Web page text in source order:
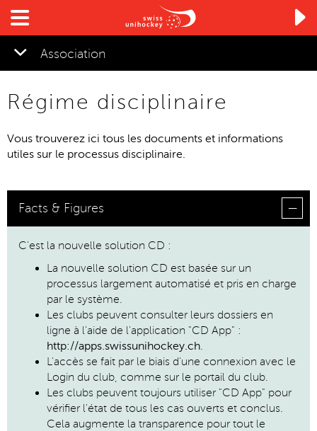

Association
Régime disciplinaire
Vous trouverez ici tous les documents et informations
utiles sur le processus disciplinaire.
Facts & Figures
C'est la nouvelle solution CD :
La nouvelle solution CD est basée sur un
processus largement automatisé et pris en charge
par le système.
Les clubs peuvent consulter leurs dossiers en
ligne à l'aide de l'application "CD App" :
http://apps.swissunihockey.ch.
L'accès se fait par le biais d'une connexion avec le
Login du club, comme sur le portail du club.
Les clubs peuvent toujours utiliser "CD App" pour
vérifier l'état de tous les cas ouverts et conclus.
Cela augmente la transparence pour tout le